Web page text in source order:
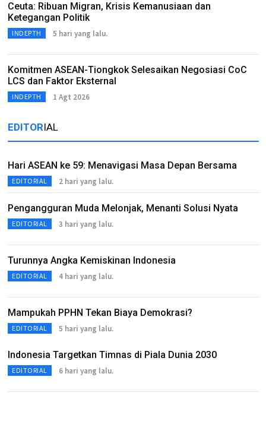
Ceuta: Ribuan Migran, Krisis Kemanusiaan dan
Ketegangan Politik
INDEPTH 5 hari yang lalu.
Komitmen ASEAN-Tiongkok Selesaikan Negosiasi CoC
LCS dan Faktor Eksternal
INDEPTH 1 Agt 2026
EDITORIAL
Hari ASEAN ke 59: Menavigasi Masa Depan Bersama
EDITORIAL 2 hari yang lalu.
Pengangguran Muda Melonjak, Menanti Solusi Nyata
EDITORIAL 3 hari yang lalu.
Turunnya Angka Kemiskinan Indonesia
EDITORIAL 4 hari yang lalu.
Mampukah PPHN Tekan Biaya Demokrasi?
EDITORIAL 5 hari yang lalu.
Indonesia Targetkan Timnas di Piala Dunia 2030
EDITORIAL 6 hari yang lalu.